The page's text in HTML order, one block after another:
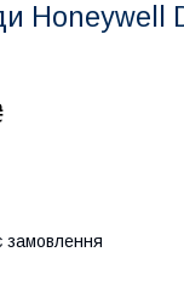
Honeywell
замовлення